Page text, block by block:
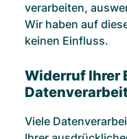
verarbeiten,
Wir haben auf
keinen Einfluss.
Widerruf Ihrer
Viele